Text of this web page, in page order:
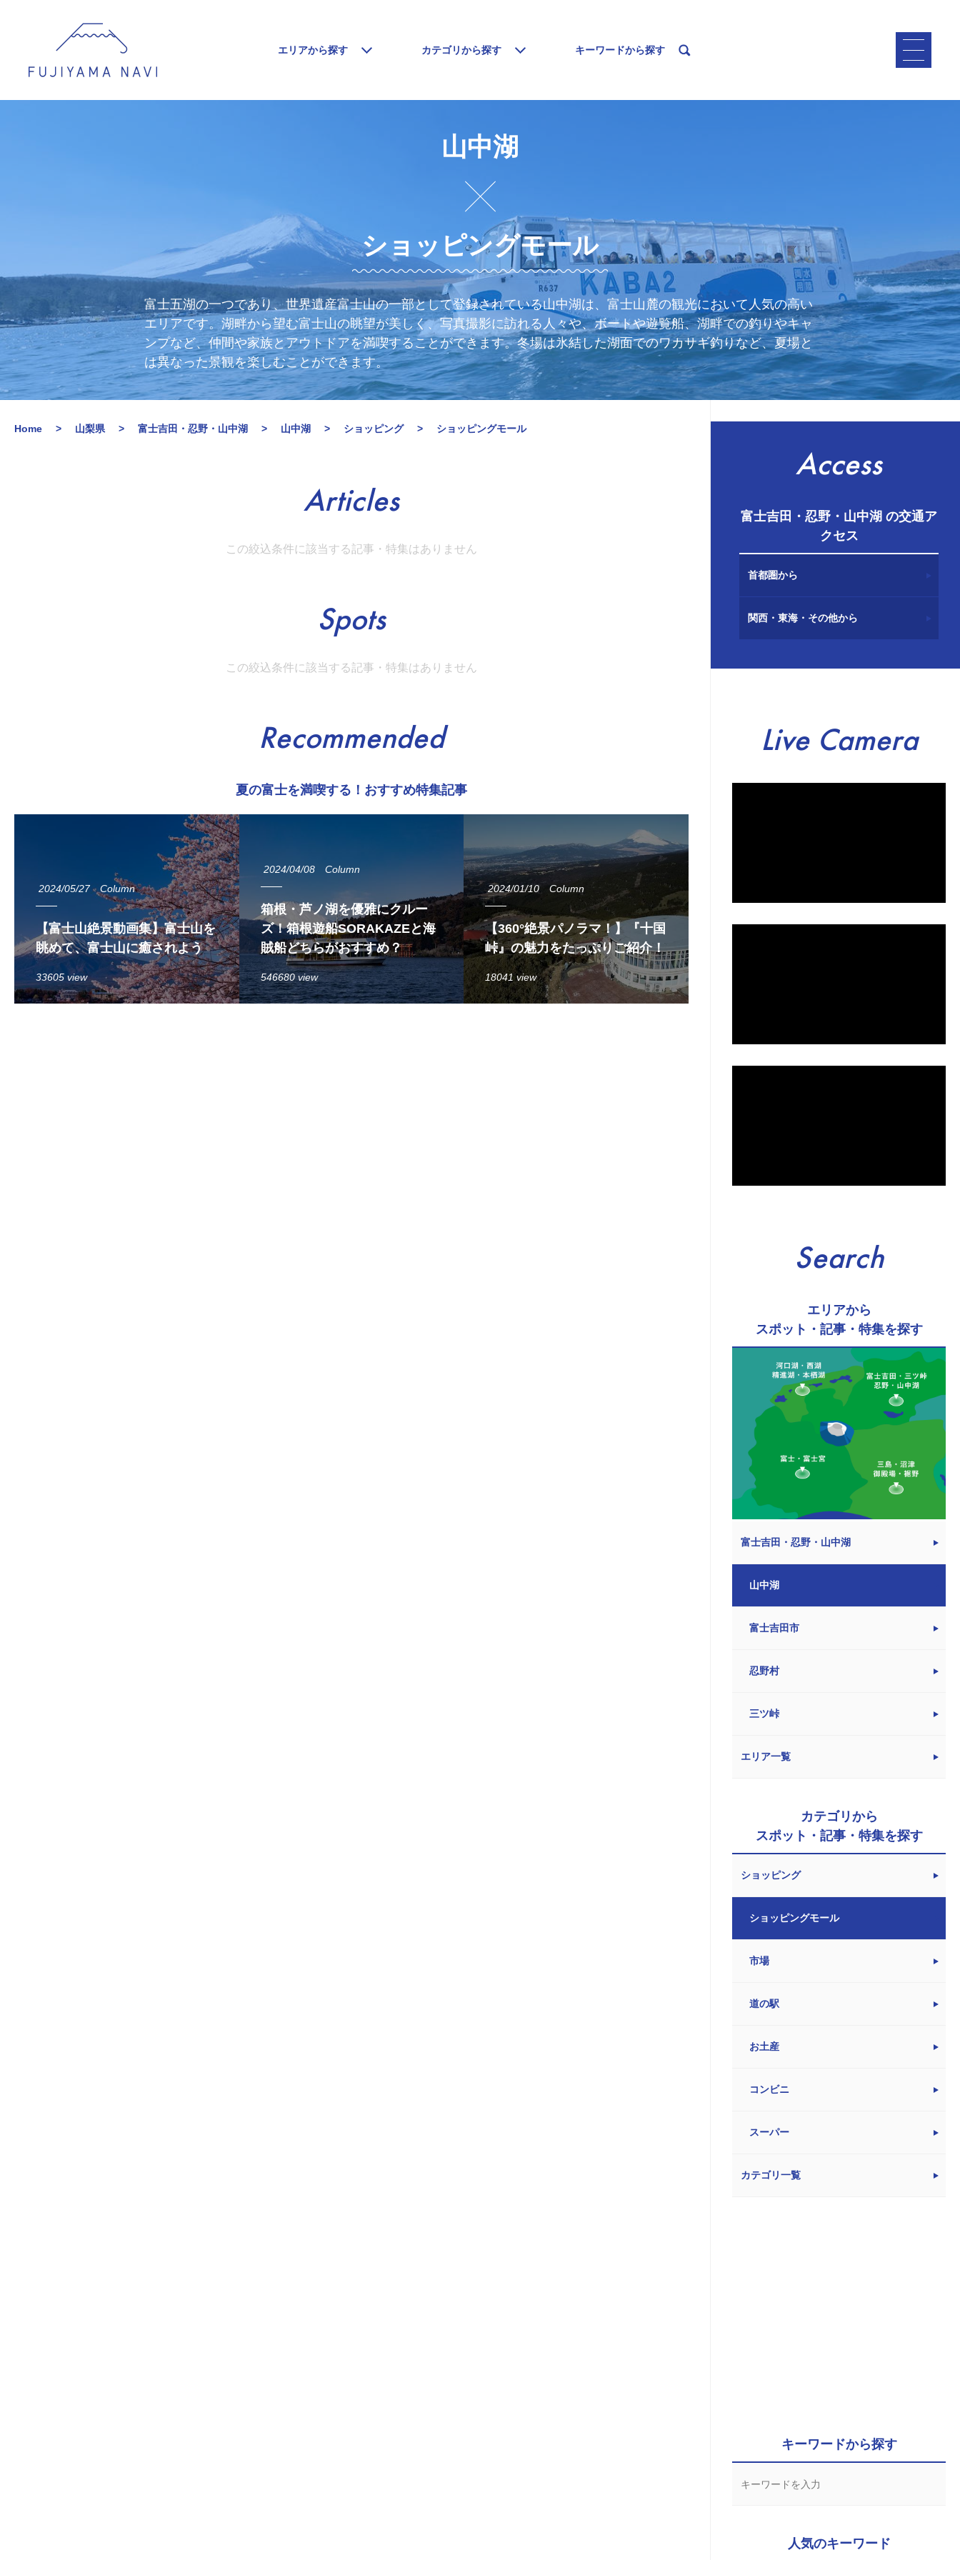
エリアから探す カテゴリから探す キーワードから探す
山中湖
ショッピングモール
富士五湖の一つであり、世界遺産富士山の一部として登録されている山中湖は、富士山麓の観光において人気の高い
エリアです。湖畔から望む富士山の眺望が美しく、写真撮影に訪れる人々や、ボートや遊覧船、湖畔での釣りやキャ
ンプなど、仲間や家族とアウトドアを満喫することができます。冬場は氷結した湖面でのワカサギ釣りなど、夏場と
は異なった景観を楽しむことができます。
Home 山梨県 富士吉田・忍野・山中湖 山中湖 ショッピング ショッピングモール
Articles
この絞込条件に該当する記事・特集はありません
Spots
この絞込条件に該当する記事・特集はありません
Recommended
夏の富士を満喫する！おすすめ特集記事
2024/05/27 Column
【富士山絶景動画集】富士山を
眺めて、富士山に癒されよう
33605 view
2024/04/08 Column
箱根・芦ノ湖を優雅にクルー
ズ！箱根遊船SORAKAZEと海
賊船どちらがおすすめ？
546680 view
2024/01/10 Column
【360°絶景パノラマ！】『十国
峠』の魅力をたっぷりご紹介！
18041 view
Access
富士吉田・忍野・山中湖 の交通ア
クセス
首都圏から
関西・東海・その他から
Live Camera
Search
エリアから
スポット・記事・特集を探す
富士吉田・忍野・山中湖
山中湖
富士吉田市
忍野村
三ツ峠
エリア一覧
カテゴリから
スポット・記事・特集を探す
ショッピング
ショッピングモール
市場
道の駅
お土産
コンビニ
スーパー
カテゴリ一覧
キーワードから探す
人気のキーワード